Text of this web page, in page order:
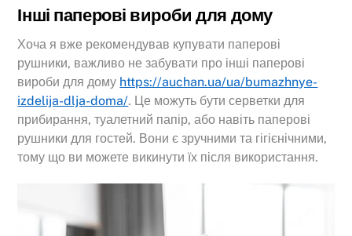
Інші паперові вироби для дому
Хоча я вже рекомендував купувати паперові
рушники, важливо не забувати про інші паперові
вироби для дому https://auchan.ua/ua/bumazhnye-
izdelija-dlja-doma/. Це можуть бути серветки для
прибирання, туалетний папір, або навіть паперові
рушники для гостей. Вони є зручними та гігієнічними,
тому що ви можете викинути їх після використання.